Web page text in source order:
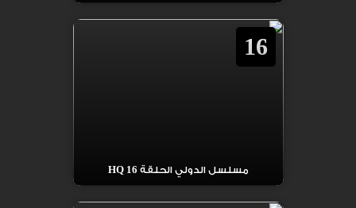
16
مسلسل الدولي الحلقة 16 HQ